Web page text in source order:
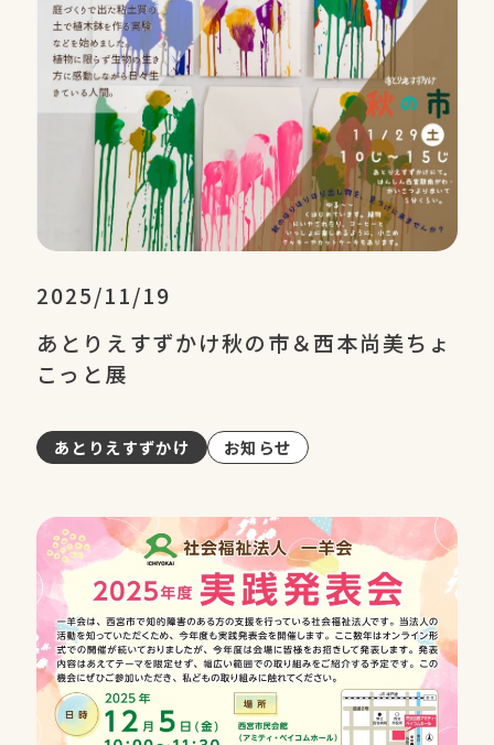
2025/11/19
あとりえすずかけ秋の市＆西本尚美ちょ
こっと展
あとりえすずかけ お知らせ